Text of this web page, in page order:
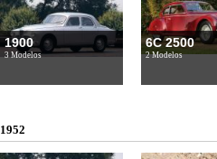
1900
3 Modelos
6C 2500
2 Modelos
1952